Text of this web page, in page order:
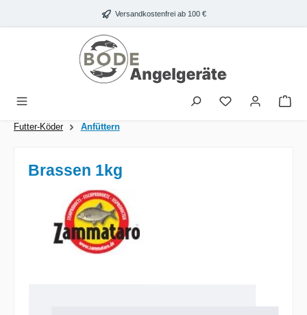
Zum Hauptinhalt springen Versandkostenfrei ab 100 €
Futter-Köder Anfüttern
Brassen 1kg